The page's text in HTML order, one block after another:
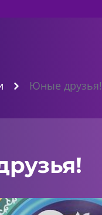
Юные друзья!